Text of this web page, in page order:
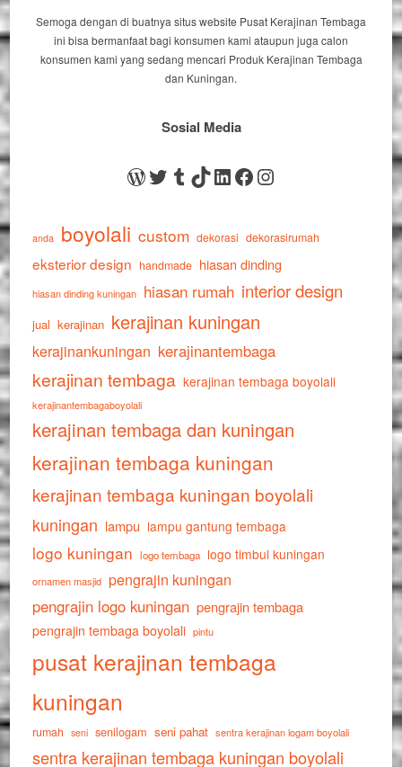
Semoga dengan di buatnya situs website Pusat Kerajinan Tembaga
ini bisa bermanfaat bagi konsumen kami ataupun juga calon
konsumen kami yang sedang mencari Produk Kerajinan Tembaga
dan Kuningan.
Sosial Media
WordPress
Twitter
Tumblr
TikTok
LinkedIn
Facebook
Instagram
anda boyolali custom dekorasi dekorasirumah
eksterior design handmade hiasan dinding
hiasan dinding kuningan hiasan rumah interior design
jual kerajinan kerajinan kuningan
kerajinankuningan kerajinantembaga
kerajinan tembaga kerajinan tembaga boyolali
kerajinantembagaboyolali
kerajinan tembaga dan kuningan
kerajinan tembaga kuningan
kerajinan tembaga kuningan boyolali
kuningan lampu lampu gantung tembaga
logo kuningan logo tembaga logo timbul kuningan
ornamen masjid pengrajin kuningan
pengrajin logo kuningan pengrajin tembaga
pengrajin tembaga boyolali pintu
pusat kerajinan tembaga
kuningan
rumah seni senilogam seni pahat sentra kerajinan logam boyolali
sentra kerajinan tembaga kuningan boyolali